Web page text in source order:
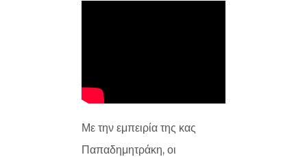
Με την εμπειρία της κας
Παπαδημητράκη, οι